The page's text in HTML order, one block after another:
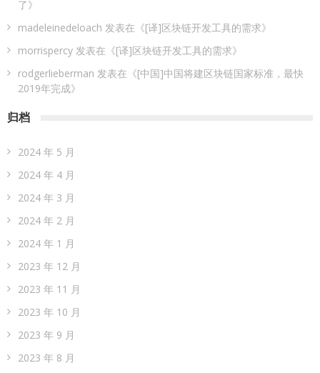
了》
madeleinedeloach 发表在《[译]区块链开发工具的需求》
morrispercy 发表在《[译]区块链开发工具的需求》
rodgerlieberman 发表在《[中国]中国将建区块链国家标准，最快
2019年完成》
归档
2024 年 5 月
2024 年 4 月
2024 年 3 月
2024 年 2 月
2024 年 1 月
2023 年 12 月
2023 年 11 月
2023 年 10 月
2023 年 9 月
2023 年 8 月